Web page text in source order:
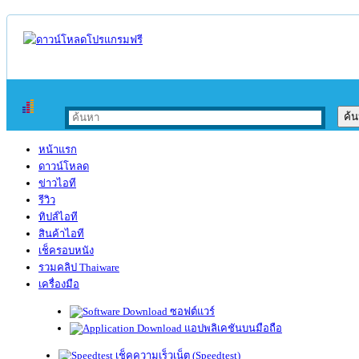
หน้าแรก
ดาวน์โหลด
ข่าวไอที
รีวิว
ทิปส์ไอที
สินค้าไอที
เช็ครอบหนัง
รวมคลิป Thaiware
เครื่องมือ
ซอฟต์แวร์
แอปพลิเคชันบนมือถือ
เช็คความเร็วเน็ต (Speedtest)